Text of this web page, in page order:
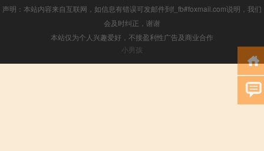
声明：本站内容来自互联网，如信息有错误可发邮件到f_fb#foxmail.com说明，我们
会及时纠正，谢谢
本站仅为个人兴趣爱好，不接盈利性广告及商业合作
小男孩